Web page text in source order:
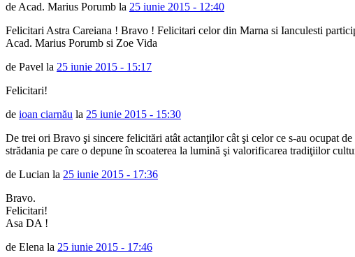
de Acad. Marius Porumb la 25 iunie 2015 - 12:40
Felicitari Astra Careiana ! Bravo ! Felicitari celor din Marna si Ianculesti
Acad. Marius Porumb si Zoe Vida
de Pavel la 25 iunie 2015 - 15:17
Felicitari!
de ioan ciarnău la 25 iunie 2015 - 15:30
De trei ori Bravo şi sincere felicitări atât actanţilor cât şi celor ce s-au ocupat
strădania pe care o depune în scoaterea la lumină şi valorificarea tradiţiilor
de Lucian la 25 iunie 2015 - 17:36
Bravo.
Felicitari!
Asa DA !
de Elena la 25 iunie 2015 - 17:46